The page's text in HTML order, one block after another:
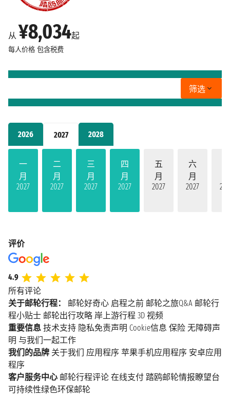
2026 2027 2028
一
月
2027
二
月
2027
三
月
2027
四
月
2027
五
月
2027
六
月
2027
从 ¥8,034起
每人价格 包含税费
筛选
评价
4.9
所有评论
关于邮轮行程：
邮轮好奇心 启程之前 邮轮之旅Q&A 邮轮行
程小贴士 邮轮出行攻略 岸上游行程 3D 视频
重要信息 技术支持 隐私免责声明 Cookie信息 保险 无障碍声
明 与我们一起工作
我们的品牌 关于我们 应用程序 苹果手机应用程序 安卓应用
程序
客户服务中心 邮轮行程评论 在线支付 踏鸥邮轮情报瞭望台
可持续性绿色环保邮轮